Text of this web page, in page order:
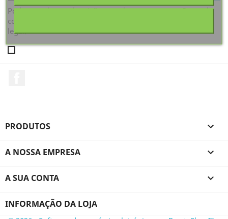
Pode cancelar a subscrição a qualquer momento. Para tal,
consulte a nossa informação de contacto na declaração
legal.
PRODUTOS 
A NOSSA EMPRESA 
A SUA CONTA 
INFORMAÇÃO DA LOJA